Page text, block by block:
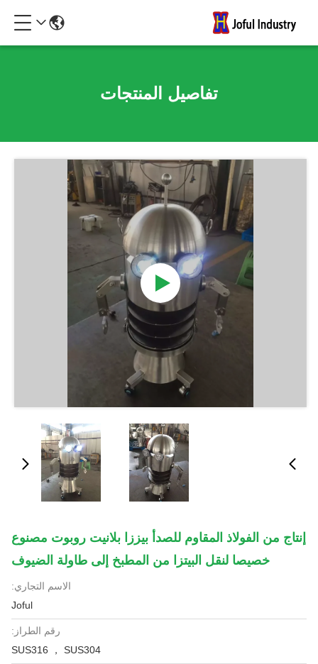
تفاصيل المنتجات
إنتاج من الفولاذ المقاوم للصدأ بيززا بلانيت روبوت مصنوع
خصيصا لنقل البيتزا من المطبخ إلى طاولة الضيوف
الاسم التجاري:
Joful
رقم الطراز:
SUS316 ， SUS304